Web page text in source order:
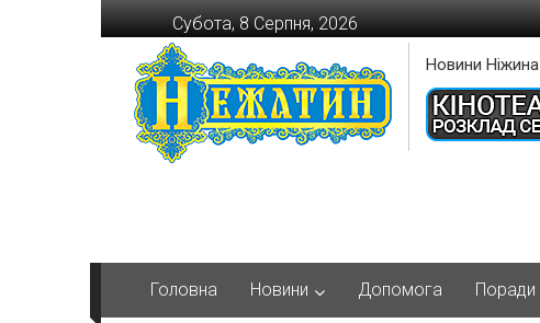
Перейти
до
вмісту
Субота, 8 Серпня, 2026
Новини Ніжина
Головна Новини Допомога Поради